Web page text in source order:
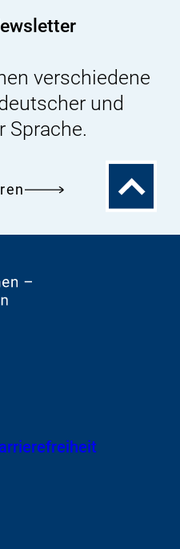
verschiedene
und
Sprache.
Zum